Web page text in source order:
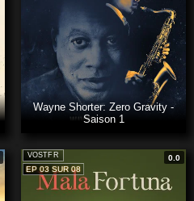
Wayne Shorter: Zero Gravity -
Saison 1
VOSTFR
0.0
EP 03 SUR 08